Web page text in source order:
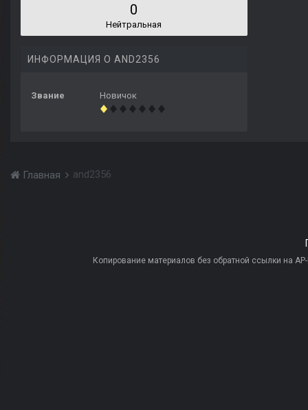
0
Нейтральная
ИНФОРМАЦИЯ О AND2356
Звание Новичок
Главная and2356
Копирование материалов без обратной ссылки на